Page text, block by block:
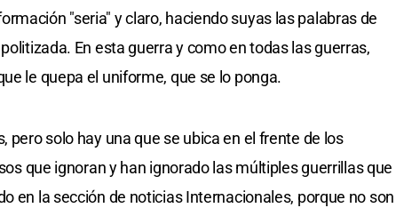
"seria" y claro, haciendo suyas las palabras de
En esta guerra y como en todas las guerras,
le quepa el uniforme, que se lo ponga.
pero solo hay una que se ubica en el frente de los
que ignoran y han ignorado las múltiples guerrillas que
en la sección de noticias Internacionales, porque no son